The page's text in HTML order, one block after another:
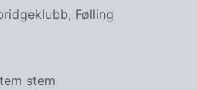
, Følling
stem